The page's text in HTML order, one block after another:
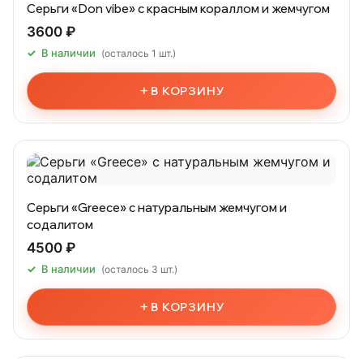
Серьги «Don vibe» с красным кораллом и жемчугом
3600 ₽
В наличии (осталось 1 шт.)
+ В КОРЗИНУ
Серьги «Greece» с натуральным жемчугом и
содалитом
4500 ₽
В наличии (осталось 3 шт.)
+ В КОРЗИНУ